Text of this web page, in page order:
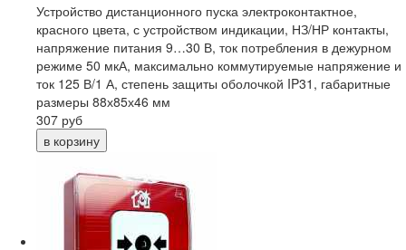
Устройство дистанционного пуска электроконтактное,
красного цвета, с устройством индикации, НЗ/НР контакты,
напряжение питания 9…30 В, ток потребления в дежурном
режиме 50 мкА, максимально коммутируемые напряжение и
ток 125 В/1 А, степень защиты оболочкой IP31, габаритные
размеры 88х85х46 мм
307 руб